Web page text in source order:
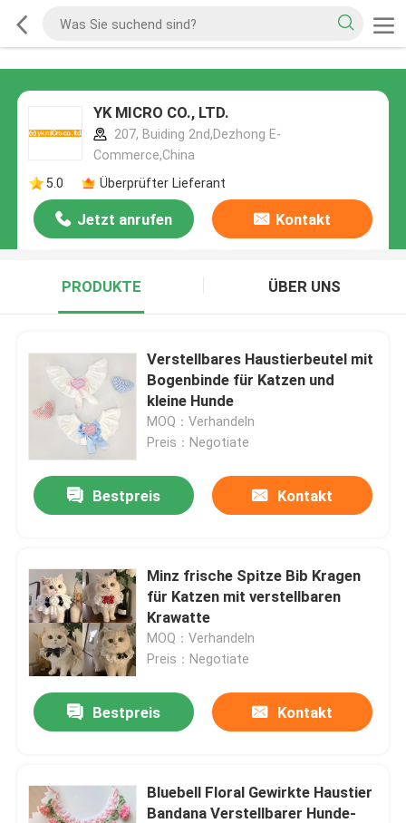
YK MICRO CO., LTD.
207, Buiding 2nd,Dezhong E-
Commerce,China
5.0
Überprüfter Lieferant
Jetzt anrufen Kontakt
PRODUKTE ÜBER UNS
Verstellbares Haustierbeutel mit
Bogenbinde für Katzen und
kleine Hunde
MOQ：Verhandeln
Preis：Negotiate
Bestpreis Kontakt
Minz frische Spitze Bib Kragen
für Katzen mit verstellbaren
Krawatte
MOQ：Verhandeln
Preis：Negotiate
Bestpreis Kontakt
Bluebell Floral Gewirkte Haustier
Bandana Verstellbarer Hunde-